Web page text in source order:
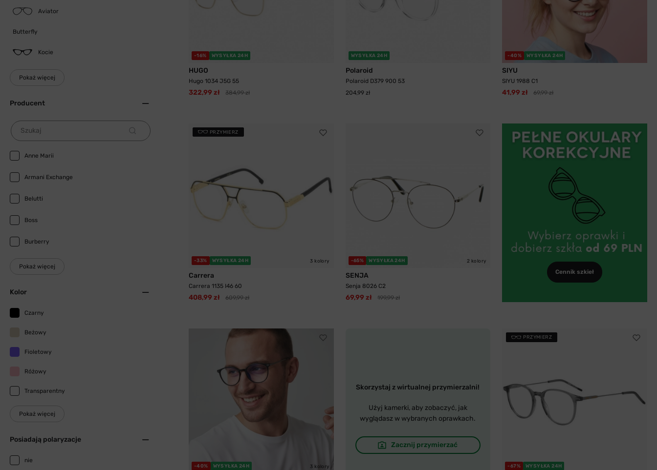
Aviator
Butterfly
Kocie
Pokaż więcej
Producent
Szukaj
Anne Marii
Armani Exchange
Belutti
Boss
Burberry
Pokaż więcej
Kolor
Czarny
Beżowy
Fioletowy
Różowy
Transparentny
Pokaż więcej
Posiadają polaryzacje
nie
-16% WYSYŁKA 24H
HUGO
Hugo 1034 J5G 55
322,99 zł 384,99 zł
WYSYŁKA 24H
Polaroid
Polaroid D379 900 53
204,99 zł
-40% WYSYŁKA 24H
SIYU
SIYU 1988 C1
41,99 zł 69,99 zł
PRZYMIERZ
-33% WYSYŁKA 24H 3 kolory
Carrera
Carrera 1135 I46 60
408,99 zł 609,99 zł
-65% WYSYŁKA 24H 2 kolory
SENJA
Senja 8026 C2
69,99 zł 199,99 zł
Cennik szkieł
-40% WYSYŁKA 24H 3 kolory
Skorzystaj z wirtualnej przymierzalni!
Użyj kamerki, aby zobaczyć, jak
wyglądasz w wybranych oprawkach.
Zacznij przymierzać
PRZYMIERZ
-67% WYSYŁKA 24H